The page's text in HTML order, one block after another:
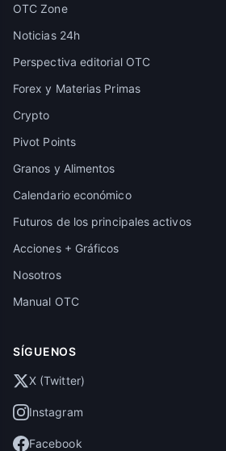
OTC Zone
Noticias 24h
Perspectiva editorial OTC
Forex y Materias Primas
Crypto
Pivot Points
Granos y Alimentos
Calendario económico
Futuros de los principales activos
Acciones + Gráficos
Nosotros
Manual OTC
SÍGUENOS
X (Twitter)
Instagram
Facebook